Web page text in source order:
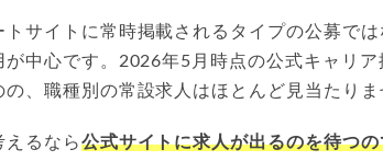
サイトに常時掲載されるタイプの公募で
中心です。2026年5月時点の公式キャリア
、職種別の常設求人はほとんど見当たりま
るなら公式サイトに求人が出るのを待つ